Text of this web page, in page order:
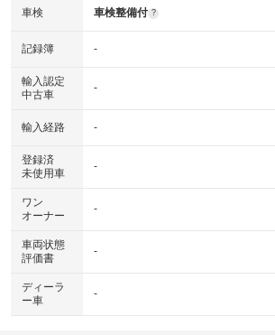
車検 車検整備付 ?
記録簿 -
輸入認定
中古車
-
輸入経路 -
登録済
未使用車
-
ワン
オーナー
-
車両状態
評価書
-
ディーラ
ー車
-